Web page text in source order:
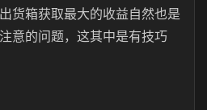
货箱获取最大的收益自然也是
意的问题，这其中是有技巧